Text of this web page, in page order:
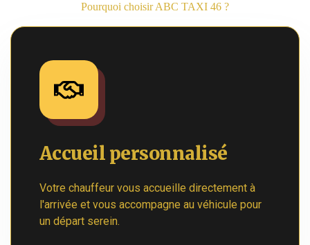
Pourquoi choisir ABC TAXI 46 ?
Accueil personnalisé
Votre chauffeur vous accueille directement à
l'arrivée et vous accompagne au véhicule pour
un départ serein.